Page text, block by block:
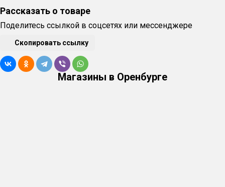
Рассказать о товаре
Поделитесь ссылкой в соцсетях или мессенджере
Скопировать ссылку
Магазины в Оренбурге